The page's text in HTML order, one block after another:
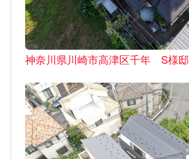
神奈川県川崎市高津区千年 S様邸